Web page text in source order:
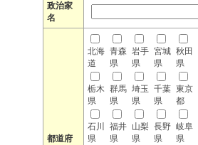
政治家
名
都道府
北海
道
青森
県
岩手
県
宮城
県
秋田
県
栃木
県
群馬
県
埼玉
県
千葉
県
東京
都
石川
県
福井
県
山梨
県
長野
県
岐阜
県